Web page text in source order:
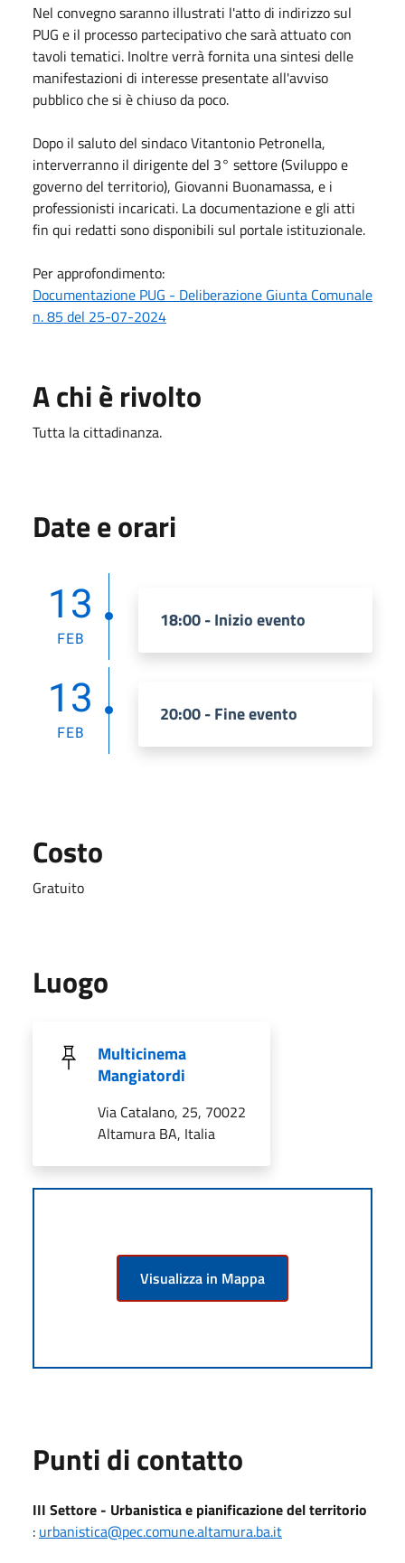
Nel convegno saranno illustrati l'atto di indirizzo sul
PUG e il processo partecipativo che sarà attuato con
tavoli tematici. Inoltre verrà fornita una sintesi delle
manifestazioni di interesse presentate all'avviso
pubblico che si è chiuso da poco.
Dopo il saluto del sindaco Vitantonio Petronella,
interverranno il dirigente del 3° settore (Sviluppo e
governo del territorio), Giovanni Buonamassa, e i
professionisti incaricati. La documentazione e gli atti
fin qui redatti sono disponibili sul portale istituzionale.
Per approfondimento:
Documentazione PUG - Deliberazione Giunta Comunale
n. 85 del 25-07-2024
A chi è rivolto
Tutta la cittadinanza.
Date e orari
13
FEB
18:00 - Inizio evento
13
FEB
20:00 - Fine evento
Costo
Gratuito
Luogo
Multicinema
Mangiatordi
Via Catalano, 25, 70022
Altamura BA, Italia
Visualizza in Mappa
Punti di contatto
III Settore - Urbanistica e pianificazione del territorio
: urbanistica@pec.comune.altamura.ba.it